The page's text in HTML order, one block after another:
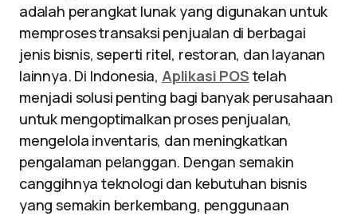
adalah perangkat lunak yang digunakan untuk
memproses transaksi penjualan di berbagai
jenis bisnis, seperti ritel, restoran, dan layanan
lainnya. Di Indonesia, Aplikasi POS telah
menjadi solusi penting bagi banyak perusahaan
untuk mengoptimalkan proses penjualan,
mengelola inventaris, dan meningkatkan
pengalaman pelanggan. Dengan semakin
canggihnya teknologi dan kebutuhan bisnis
yang semakin berkembang, penggunaan